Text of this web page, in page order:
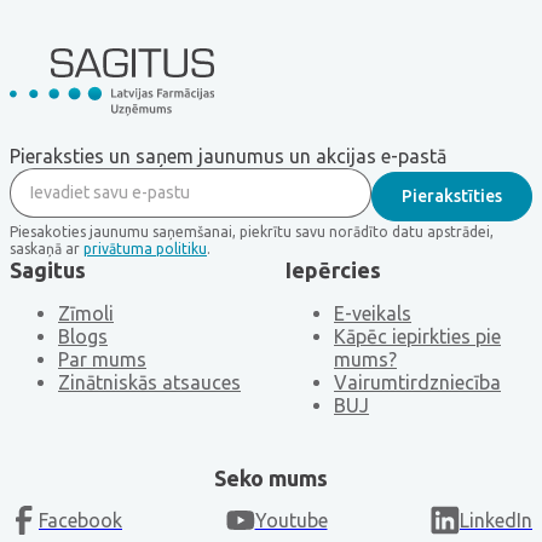
Pieraksties un saņem jaunumus un akcijas e-pastā
Piesakoties jaunumu saņemšanai, piekrītu savu norādīto datu apstrādei,
saskaņā ar privātuma politiku.
Sagitus
Zīmoli
Blogs
Par mums
Zinātniskās atsauces
Iepērcies
E-veikals
Kāpēc iepirkties pie
mums?
Vairumtirdzniecība
BUJ
Seko mums
Facebook Youtube LinkedIn